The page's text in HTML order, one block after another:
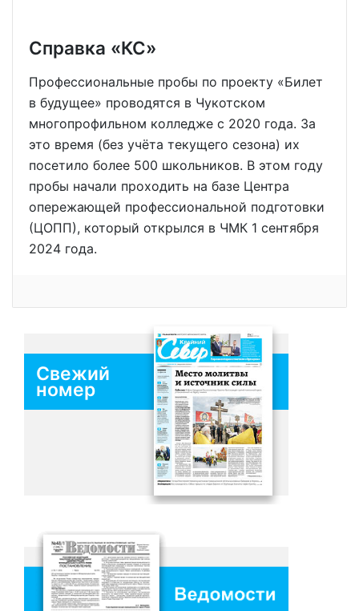
Справка «КС»
Профессиональные пробы по проекту «Билет
в будущее» проводятся в Чукотском
многопрофильном колледже с 2020 года. За
это время (без учёта текущего сезона) их
посетило более 500 школьников. В этом году
пробы начали проходить на базе Центра
опережающей профессиональной подготовки
(ЦОПП), который открылся в ЧМК 1 сентября
2024 года.
Свежий
номер